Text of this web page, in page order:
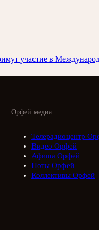
участие в
Орфей медиа
Телерадиоцентр
Видео Орфей
Афиша Орфей
Ноты Орфей
Коллективы Орфей